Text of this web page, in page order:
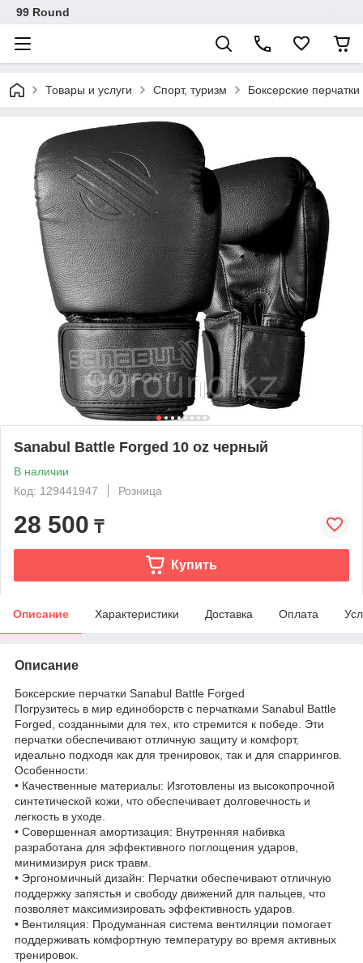
99 Round
Товары и услуги Спорт, туризм Боксерские перчатки
Sanabul Battle Forged 10 oz черный
В наличии
Код: 129441947
Розница
28 500 ₸
Купить
Описание Характеристики Доставка Оплата
Описание
Боксерские перчатки Sanabul Battle Forged
Погрузитесь в мир единоборств с перчатками Sanabul Battle
Forged, созданными для тех, кто стремится к победе. Эти
перчатки обеспечивают отличную защиту и комфорт,
идеально подходя как для тренировок, так и для спаррингов.
Особенности:
• Качественные материалы: Изготовлены из высокопрочной
синтетической кожи, что обеспечивает долговечность и
легкость в уходе.
• Совершенная амортизация: Внутренняя набивка
разработана для эффективного поглощения ударов,
минимизируя риск травм.
• Эргономичный дизайн: Перчатки обеспечивают отличную
поддержку запястья и свободу движений для пальцев, что
позволяет максимизировать эффективность ударов.
• Вентиляция: Продуманная система вентиляции помогает
поддерживать комфортную температуру во время активных
тренировок.